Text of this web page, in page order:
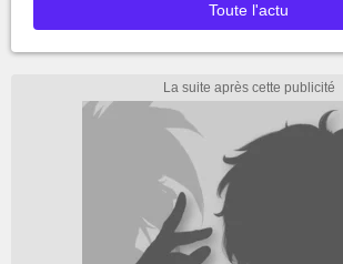
Toute l'actu